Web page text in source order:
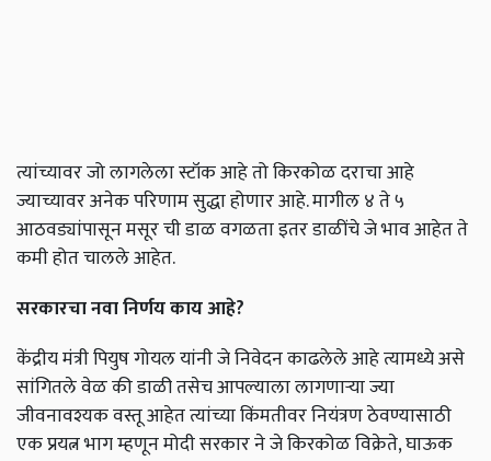
त्यांच्यावर जो लागलेला स्टॉक आहे तो किरकोळ दराचा आहे
ज्याच्यावर अनेक परिणाम सुद्धा होणार आहे. मागील ४ ते ५
आठवड्यांपासून मसूर ची डाळ वगळता इतर डाळींचे जे भाव आहेत ते
कमी होत चालले आहेत.
सरकारचा नवा निर्णय काय आहे?
केंद्रीय मंत्री पियुष गोयल यांनी जे निवेदन काढलेले आहे त्यामध्ये असे
सांगितले वेळ की डाळी तसेच आपल्याला लागणाऱ्या ज्या
जीवनावश्यक वस्तू आहेत त्यांच्या किंमतीवर नियंत्रण ठेवण्यासाठी
एक प्रयत्न भाग म्हणून मोदी सरकार ने जे किरकोळ विक्रेते, घाऊक